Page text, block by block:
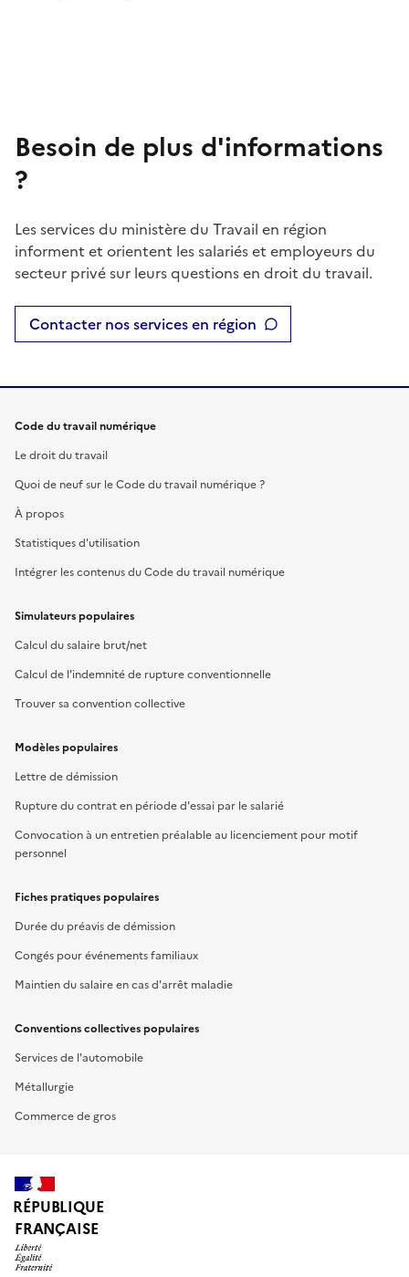
Besoin de plus d'informations
?
Les services du ministère du Travail en région
informent et orientent les salariés et employeurs du
secteur privé sur leurs questions en droit du travail.
Contacter nos services en région
Code du travail numérique
Le droit du travail
Quoi de neuf sur le Code du travail numérique ?
À propos
Statistiques d'utilisation
Intégrer les contenus du Code du travail numérique
Simulateurs populaires
Calcul du salaire brut/net
Calcul de l'indemnité de rupture conventionnelle
Trouver sa convention collective
Modèles populaires
Lettre de démission
Rupture du contrat en période d'essai par le salarié
Convocation à un entretien préalable au licenciement pour motif
personnel
Fiches pratiques populaires
Durée du préavis de démission
Congés pour événements familiaux
Maintien du salaire en cas d'arrêt maladie
Conventions collectives populaires
Services de l'automobile
Métallurgie
Commerce de gros
RÉPUBLIQUE
FRANÇAISE